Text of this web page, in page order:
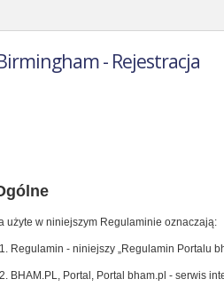
- Rejestracja
użyte w niniejszym Regulaminie oznaczają:
Regulamin - niniejszy „Regulamin Portalu
BHAM.PL, Portal, Portal bham.pl - serwis